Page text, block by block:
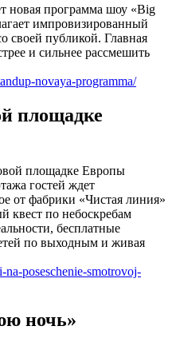
новая программа шоу «Big
импровизированный
своей публикой. Главная
и сильнее рассмешить
novaya-programma/
площадке
площадке Европы
гостей ждет
от фабрики «Чистая линия»
квест по небоскребам
бесплатные
по выходным и живая
poseschenie-smotrovoj-
ночь»